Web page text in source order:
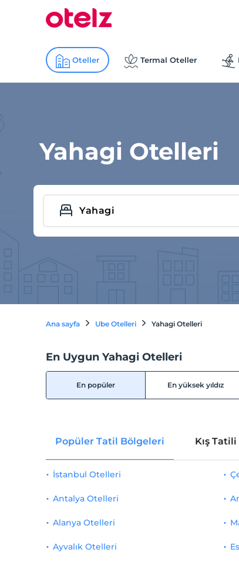
Oteller Termal Oteller
Yahagi Otelleri
Ana sayfa Ube Otelleri Yahagi Otelleri
En Uygun Yahagi Otelleri
En popüler En yüksek yıldız
Popüler Tatil Bölgeleri Kış Tatili
İstanbul Otelleri
Antalya Otelleri
Alanya Otelleri
Ayvalık Otelleri